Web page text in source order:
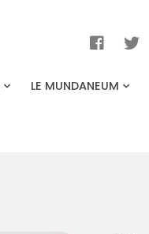
LE MUNDANEUM